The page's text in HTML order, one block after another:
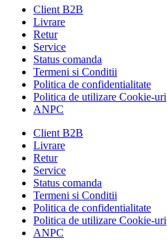
Client B2B
Livrare
Retur
Service
Status comanda
Termeni si Conditii
Politica de confidentialitate
Politica de utilizare Cookie-uri
ANPC
Client B2B
Livrare
Retur
Service
Status comanda
Termeni si Conditii
Politica de confidentialitate
Politica de utilizare Cookie-uri
ANPC